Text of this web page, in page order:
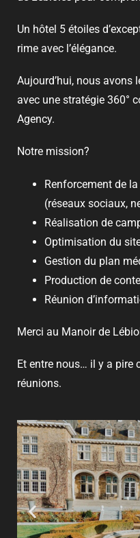
Un hôtel 5 étoiles
rime avec l’élégance.
Aujourd’hui, nous avons
avec une stratégie 360°
Agency.
Notre mission?
Renforcement de
(réseaux sociaux,
Réalisation de
Optimisation du
Gestion du plan
Production de
Réunion
Merci au Manoir de
Et entre nous… il y a pire
réunions.